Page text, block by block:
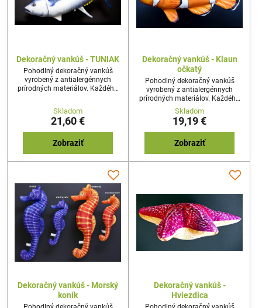
Dekoračný vankúš - TUNIAK
Pohodlný dekoračný vankúš
vyrobený z antialergénnych
prírodných materiálov. Každého
každého nadšenca rybolovu,
alebo milovníka prírody.
Skladom
21,60 €
Zobraziť
Dekoračný vankúš - Klaun
očkatý
Pohodlný dekoračný vankúš
vyrobený z antialergénnych
prírodných materiálov. Každého
prekvapí reálny tvar a dizajn
vankúša. Najideálnejší darček pre
každého nadšenca rybolovu,
alebo milovníka prírody.
Skladom
19,19 €
Zobraziť
Dekoračný vankúš - Morský
koník
Dekoračný vankúš -
Hviezdica